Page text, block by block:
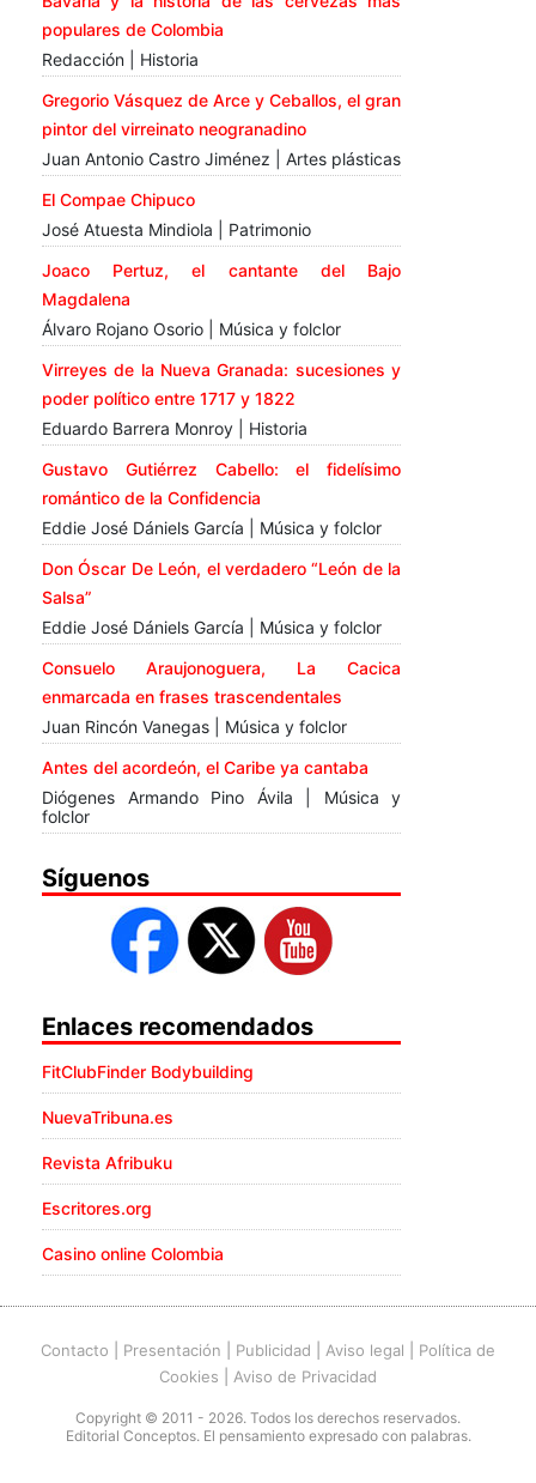
populares de Colombia
Redacción | Historia
Gregorio Vásquez de Arce y Ceballos, el gran
pintor del virreinato neogranadino
Juan Antonio Castro Jiménez | Artes plásticas
El Compae Chipuco
José Atuesta Mindiola | Patrimonio
Joaco Pertuz, el cantante del Bajo
Magdalena
Álvaro Rojano Osorio | Música y folclor
Virreyes de la Nueva Granada: sucesiones y
poder político entre 1717 y 1822
Eduardo Barrera Monroy | Historia
Gustavo Gutiérrez Cabello: el fidelísimo
romántico de la Confidencia
Eddie José Dániels García | Música y folclor
Don Óscar De León, el verdadero “León de la
Salsa”
Eddie José Dániels García | Música y folclor
Consuelo Araujonoguera, La Cacica
enmarcada en frases trascendentales
Juan Rincón Vanegas | Música y folclor
Antes del acordeón, el Caribe ya cantaba
Diógenes Armando Pino Ávila | Música y
folclor
Síguenos
Enlaces recomendados
FitClubFinder Bodybuilding
NuevaTribuna.es
Revista Afribuku
Escritores.org
Casino online Colombia
Contacto Presentación Publicidad Aviso legal
Política de
Cookies
Aviso de Privacidad
Copyright © 2011 - 2026. Todos los derechos reservados.
Editorial Conceptos. El pensamiento expresado con palabras.